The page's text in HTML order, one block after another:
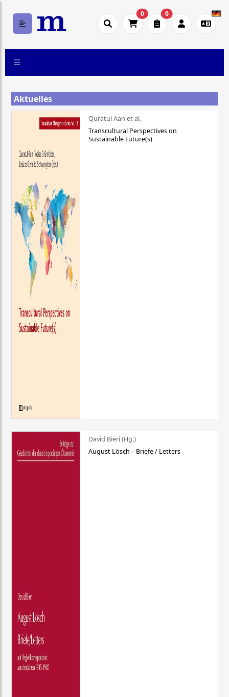
0 0
Aktuelles
Quratul Aan et al.
Transcultural Perspectives on
Sustainable Future(s)
David Bieri (Hg.)
August Lösch – Briefe / Letters